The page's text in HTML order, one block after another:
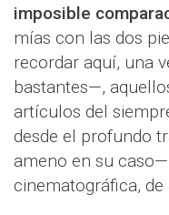
imposible
mías con las dos
recordar aquí, una
bastantes—,
artículos del
desde el profundo
ameno en su
cinematográfica,